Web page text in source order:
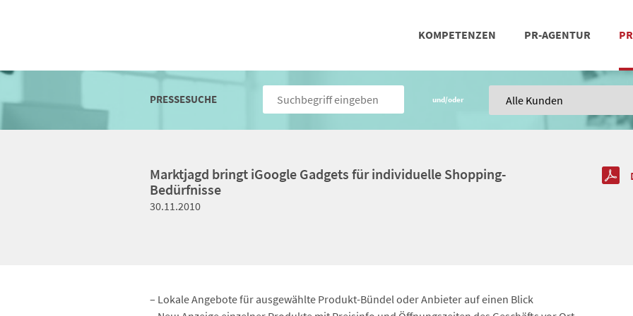
KOMPETENZEN PR-AGENTUR
PRESSESUCHE und/oder
Marktjagd bringt iGoogle Gadgets für individuelle Shopping-
Bedürfnisse
30.11.2010
– Lokale Angebote für ausgewählte Produkt-Bündel oder Anbieter auf einen Blick